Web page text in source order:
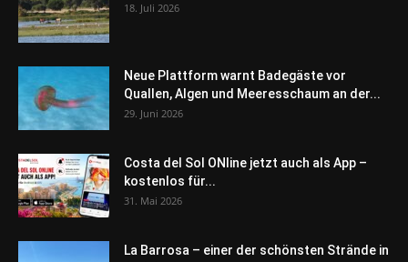
18. Juli 2026
Neue Plattform warnt Badegäste vor
Quallen, Algen und Meeresschaum an der...
29. Juni 2026
Costa del Sol ONline jetzt auch als App –
kostenlos für...
31. Mai 2026
La Barrosa – einer der schönsten Strände in